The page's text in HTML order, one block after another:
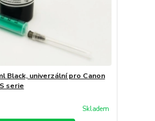
Black, univerzální pro Canon
serie
Skladem